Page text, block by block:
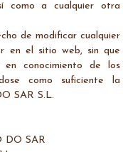
como a cualquier otra
de modificar cualquier
en el sitio web, sin que
conocimiento de los
como suficiente la
SAR S.L.
DO SAR